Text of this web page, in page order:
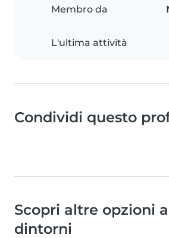
Membro da
L'ultima attività
Condividi questo
Scopri altre opzioni
dintorni